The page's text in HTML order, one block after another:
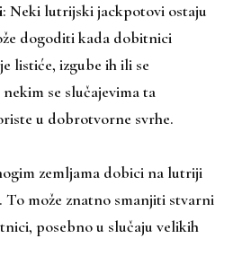
: Neki lutrijski jackpotovi ostaju
dogoditi kada dobitnici
listiće, izgube ih ili se
se slučajevima ta
u dobrotvorne svrhe.
zemljama dobici na lutriji
može znatno smanjiti stvarni
posebno u slučaju velikih